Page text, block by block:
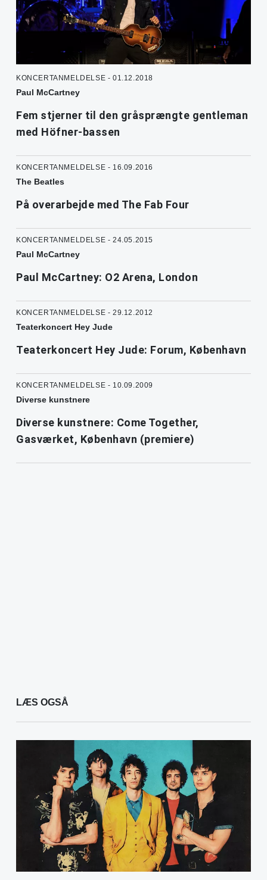
KONCERTANMELDELSE - 01.12.2018
Paul McCartney
Fem stjerner til den gråsprængte gentleman
med Höfner-bassen
KONCERTANMELDELSE - 16.09.2016
The Beatles
På overarbejde med The Fab Four
KONCERTANMELDELSE - 24.05.2015
Paul McCartney
Paul McCartney: O2 Arena, London
KONCERTANMELDELSE - 29.12.2012
Teaterkoncert Hey Jude
Teaterkoncert Hey Jude: Forum, København
KONCERTANMELDELSE - 10.09.2009
Diverse kunstnere
Diverse kunstnere: Come Together,
Gasværket, København (premiere)
LÆS OGSÅ